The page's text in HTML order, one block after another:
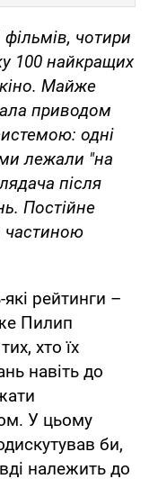
чотири
100 найкращих
кіно. Майже
приводом
одні
лежали "на
після
Постійне
частиною
рейтинги –
Пилип
хто їх
навіть до
У цьому
би,
належить до